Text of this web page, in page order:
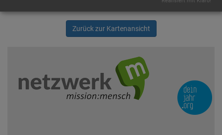
Zurück zur Kartenansicht